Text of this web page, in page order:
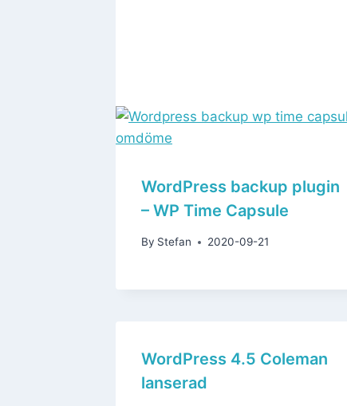
WordPress backup plugin
– WP Time Capsule
By Stefan 2020-09-21
WordPress 4.5 Coleman
lanserad